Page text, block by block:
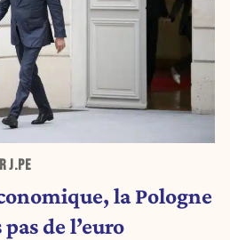
J.PE
la Pologne
de l’euro